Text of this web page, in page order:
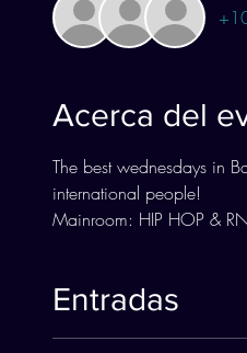
Acerca del
The best wednesdays in
international people!
Mainroom: HIP HOP &
Entradas